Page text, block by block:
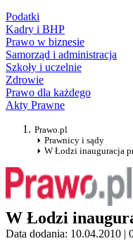
Podatki
Kadry i BHP
Prawo w biznesie
Samorząd i administracja
Szkoły i uczelnie
Zdrowie
Prawo dla każdego
Akty Prawne
Prawo.pl
Prawnicy i sądy
W Łodzi inauguracja
W Łodzi
Data dodania: 10.04.2010 |